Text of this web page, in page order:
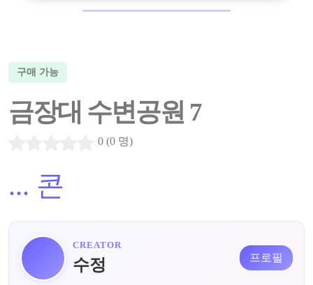
구매 가능
금장대 수변공원 7
0 (0 명)
... 콘
CREATOR
수정 프로필